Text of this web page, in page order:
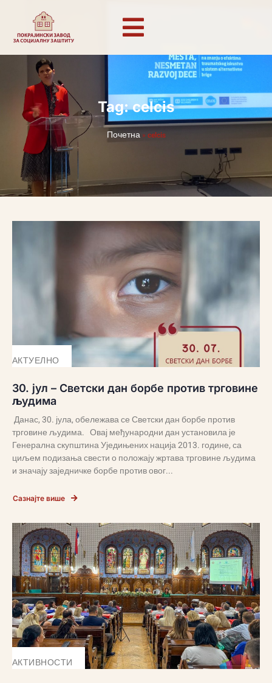
Tag: celcis
Почетна» celcis
АКТУЕЛНО
30. јул – Светски дан борбе против трговине
људима
Данас, 30. јула, обележава се Светски дан борбе против
трговине људима. Овај међународни дан установила је
Генерална скупштина Уједињених нација 2013. године, са
циљем подизања свести о положају жртава трговине људима
и значају заједничке борбе против овог...
Сазнајте више
АКТИВНОСТИ